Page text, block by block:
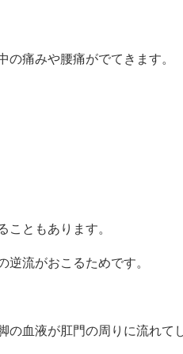
痛みや腰痛がでてきます。
ともあります。
流がおこるためです。
血液が肛門の周りに流れて